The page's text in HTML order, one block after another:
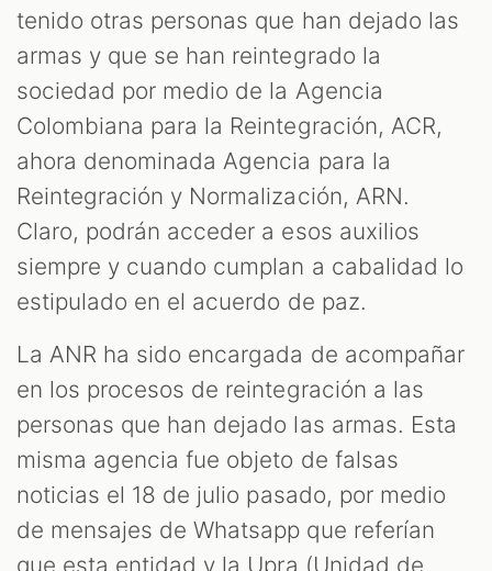
tenido otras personas que han dejado las
armas y que se han reintegrado la
sociedad por medio de la Agencia
Colombiana para la Reintegración, ACR,
ahora denominada Agencia para la
Reintegración y Normalización, ARN.
Claro, podrán acceder a esos auxilios
siempre y cuando cumplan a cabalidad lo
estipulado en el acuerdo de paz.
La ANR ha sido encargada de acompañar
en los procesos de reintegración a las
personas que han dejado las armas. Esta
misma agencia fue objeto de falsas
noticias el 18 de julio pasado, por medio
de mensajes de Whatsapp que referían
que esta entidad y la Upra (Unidad de